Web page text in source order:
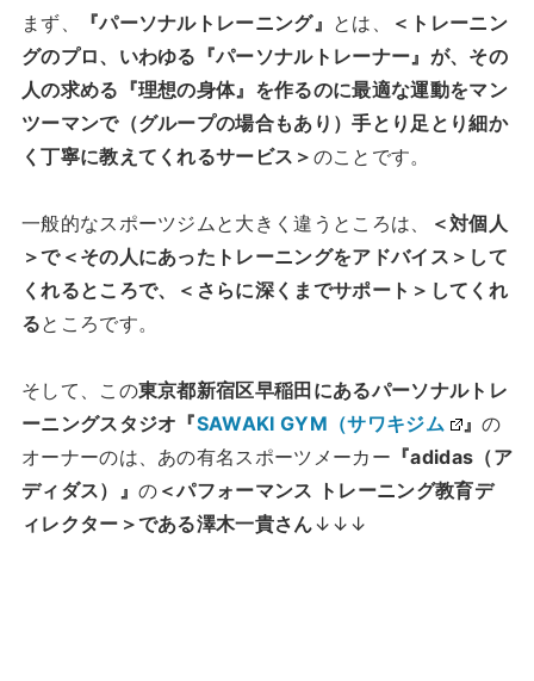
まず、 『パーソナルトレーニング』 とは、
＜トレーニン
グのプロ、いわゆる『パーソナルトレーナー』が、その
人の求める『理想の身体』を作るのに最適な運動をマン
ツーマンで（グループの場合もあり）手とり足とり細か
く丁寧に教えてくれるサービス＞ のことです。
一般的なスポーツジムと大きく違うところは、
＜対個人
＞で＜その人にあったトレーニングをアドバイス＞して
くれるところで、＜さらに深くまでサポート＞してくれ
るところです。
そして、この東京都新宿区早稲田にあるパーソナルトレ
ーニングスタジオ『SAWAKI GYM（サワキジム 』の
オーナーのは、あの有名スポーツメーカー 『adidas（ア
ディダス）』 の ＜パフォーマンス トレーニング教育デ
ィレクター＞である澤木一貴さん↓↓↓